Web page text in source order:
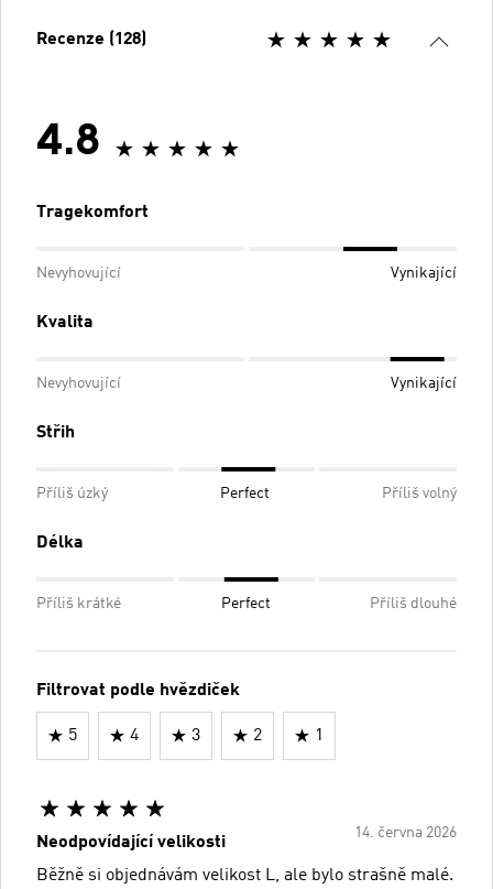
Recenze (128)
4.8
Tragekomfort
Nevyhovující Vynikající
Kvalita
Nevyhovující Vynikající
Střih
Příliš úzký Perfect Příliš volný
Délka
Příliš krátké Perfect Příliš dlouhé
Filtrovat podle hvězdiček
5 4 3 2 1
14. června 2026
Neodpovídající velikosti
Běžně si objednávám velikost L, ale bylo strašně malé.